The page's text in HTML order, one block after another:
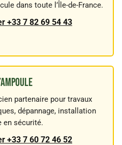
dans toute l’Île-de-France.
+33 7 82 69 54 43
partenaire pour travaux
dépannage, installation
en sécurité.
+33 7 60 72 46 52